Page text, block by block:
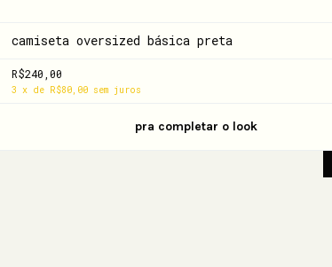
camiseta oversized básica preta
R$240,00
3 x de R$80,00 sem juros
pra completar o look